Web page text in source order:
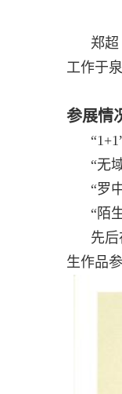
郑
工作于
参展情
“无
“罗
“陌
先
生作品